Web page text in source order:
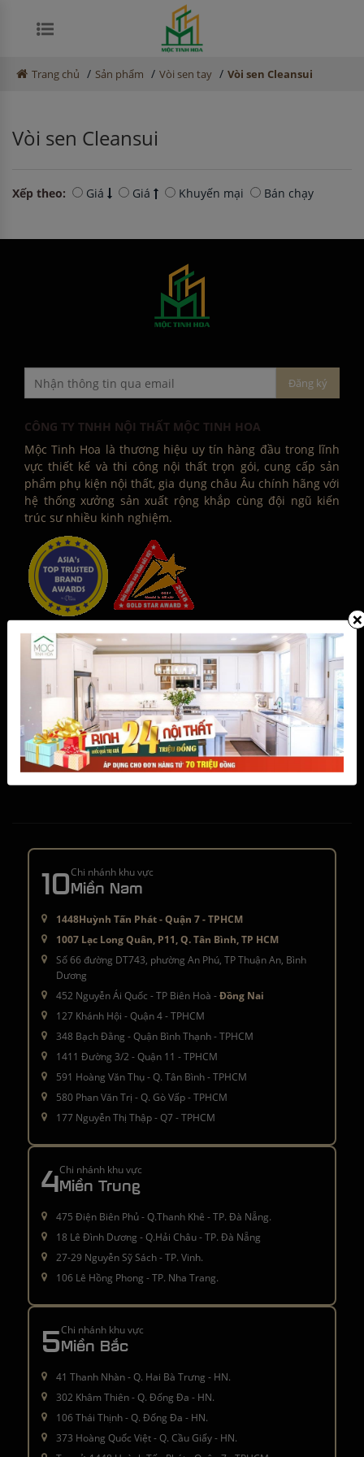
Trang chủ / Sản phẩm / Vòi sen tay / Vòi sen Cleansui
Vòi sen Cleansui
Xếp theo: Giá Giá Khuyến mại Bán chạy
CÔNG TY TNHH NỘI THẤT MỘC TINH HOA
Mộc Tinh Hoa là thương hiệu uy tín hàng đầu trong lĩnh
vực thiết kế và thi công nội thất trọn gói, cung cấp sản
phẩm phụ kiện nội thất, gia dụng châu Âu chính hãng với
hệ thống xưởng sản xuất rộng khắp cùng đội ngũ kiến
trúc sư nhiều kinh nghiệm.
Số 877 Huỳnh Tấn Phát, Phường Phú Thuận, Quận 7,
Tp Hồ Chí Minh
0906 396 012
info@moctinhhoa.vn
10Chi nhánh khu vực
Miền Nam
1448Huỳnh Tấn Phát - Quận 7 - TPHCM
1007 Lạc Long Quân, P11, Q. Tân Bình, TP HCM
Số 66 đường DT743, phường An Phú, TP Thuận An, Bình
Dương
452 Nguyễn Ái Quốc - TP Biên Hoà -Đồng Nai
127 Khánh Hội - Quận 4 - TPHCM
348 Bạch Đằng - Quận Bình Thạnh - TPHCM
1411 Đường 3/2 - Quận 11 - TPHCM
591 Hoàng Văn Thụ - Q. Tân Bình - TPHCM
580 Phan Văn Trị - Q. Gò Vấp - TPHCM
177 Nguyễn Thị Thập - Q7 - TPHCM
4Chi nhánh khu vực
Miền Trung
475 Điện Biên Phủ - Q.Thanh Khê - TP. Đà Nẵng.
18 Lê Đình Dương - Q.Hải Châu - TP. Đà Nẵng
27-29 Nguyễn Sỹ Sách - TP. Vinh.
106 Lê Hồng Phong - TP. Nha Trang.
5Chi nhánh khu vực
Miền Bắc
41 Thanh Nhàn - Q. Hai Bà Trưng - HN.
302 Khâm Thiên - Q. Đống Đa - HN.
106 Thái Thịnh - Q. Đống Đa - HN.
373 Hoàng Quốc Việt - Q. Cầu Giấy - HN.
×